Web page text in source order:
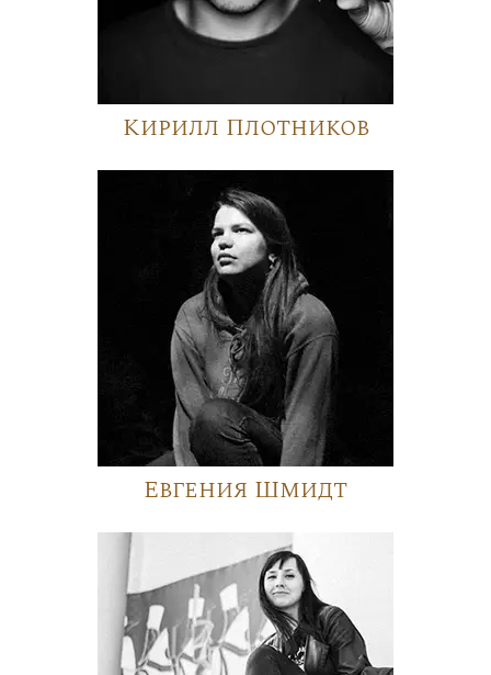
Кирилл Плотников
Евгения Шмидт